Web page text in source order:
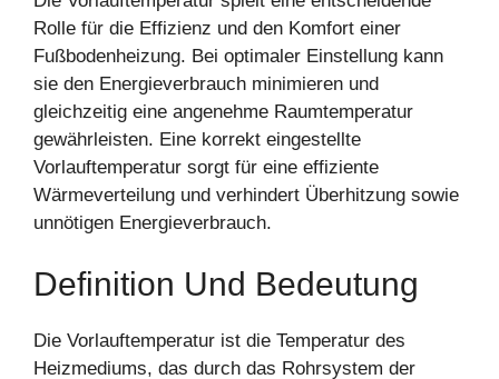
Rolle für die Effizienz und den Komfort einer
Fußbodenheizung. Bei optimaler Einstellung kann
sie den Energieverbrauch minimieren und
gleichzeitig eine angenehme Raumtemperatur
gewährleisten. Eine korrekt eingestellte
Vorlauftemperatur sorgt für eine effiziente
Wärmeverteilung und verhindert Überhitzung sowie
unnötigen Energieverbrauch.
Definition Und Bedeutung
Die Vorlauftemperatur ist die Temperatur des
Heizmediums, das durch das Rohrsystem der